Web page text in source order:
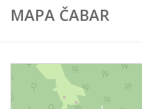
MAPA ČABAR